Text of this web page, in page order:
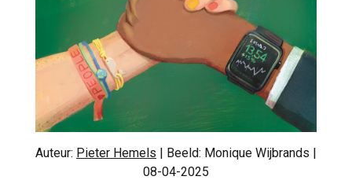
Auteur: Pieter Hemels | Beeld: Monique Wijbrands |
08-04-2025